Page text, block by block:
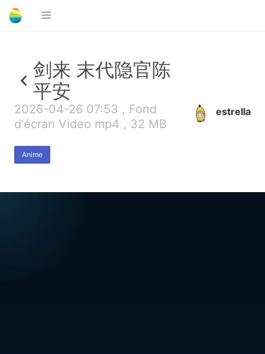
剑来 末代隐官陈
平安
2026-04-26 07:53 , Fond
d'écran Video mp4 , 32 MB
Anime
estrella